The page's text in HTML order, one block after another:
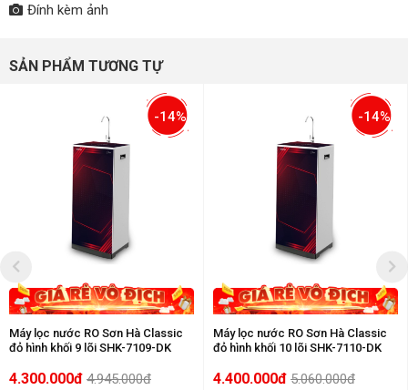
Đính kèm ảnh
SẢN PHẨM TƯƠNG TỰ
-14%
Máy lọc nước RO Sơn Hà Classic
đỏ hình khối 9 lõi SHK-7109-DK
4.300.000đ 4.945.000đ
-14%
Máy lọc nước RO Sơn Hà Classic
đỏ hình khối 10 lõi SHK-7110-DK
4.400.000đ 5.060.000đ